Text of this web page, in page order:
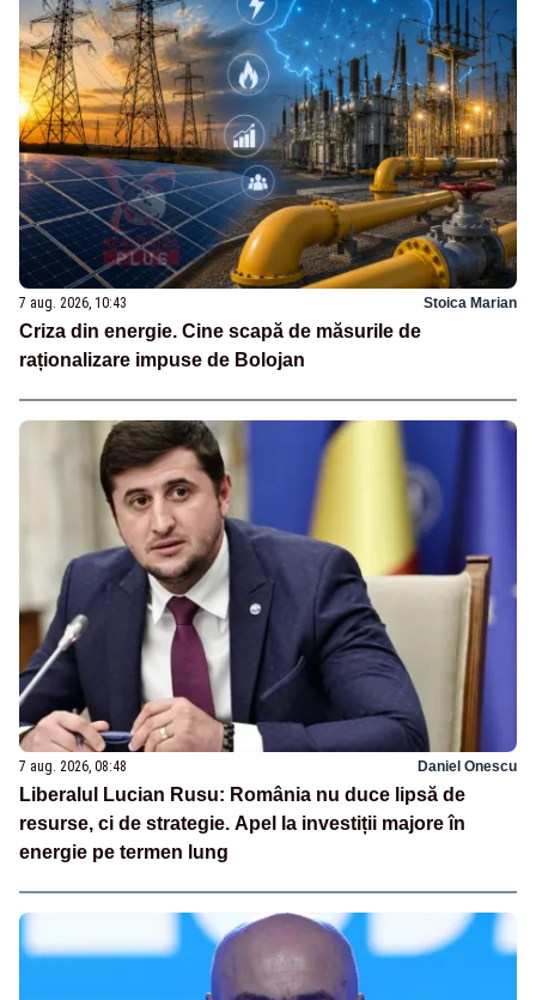
7 aug. 2026, 10:43 Stoica Marian
Criza din energie. Cine scapă de măsurile de
raționalizare impuse de Bolojan
7 aug. 2026, 08:48 Daniel Onescu
Liberalul Lucian Rusu: România nu duce lipsă de
resurse, ci de strategie. Apel la investiții majore în
energie pe termen lung